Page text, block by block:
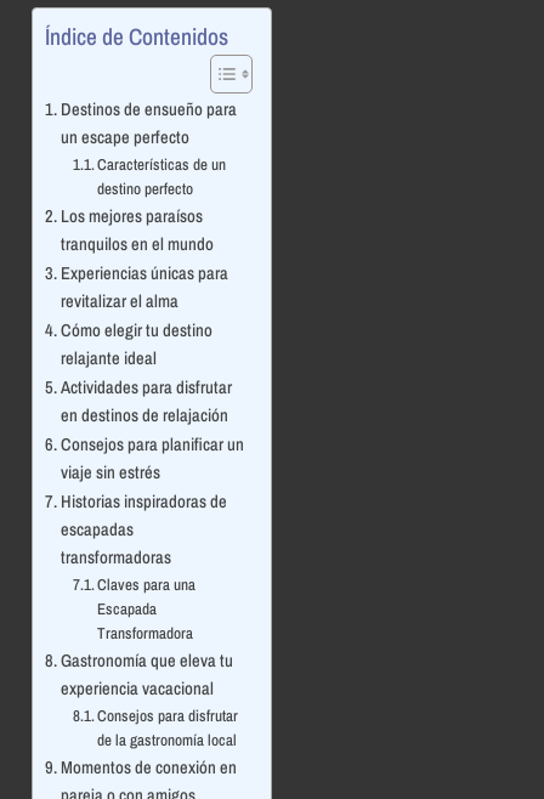
Índice de Contenidos
Destinos de ensueño para
un escape perfecto
Características de un
destino perfecto
Los mejores paraísos
tranquilos en el mundo
Experiencias únicas para
revitalizar el alma
Cómo elegir tu destino
relajante ideal
Actividades para disfrutar
en destinos de relajación
Consejos para planificar un
viaje sin estrés
Historias inspiradoras de
escapadas
transformadoras
Claves para una
Escapada
Transformadora
Gastronomía que eleva tu
experiencia vacacional
Consejos para disfrutar
de la gastronomía local
Momentos de conexión en